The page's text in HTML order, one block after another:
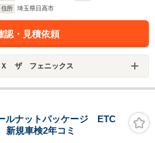
住所
埼玉県日高市
認・見積依頼
Ｘ ザ フェニックス
ルナットパッケージ ETC
規車検2年コミ